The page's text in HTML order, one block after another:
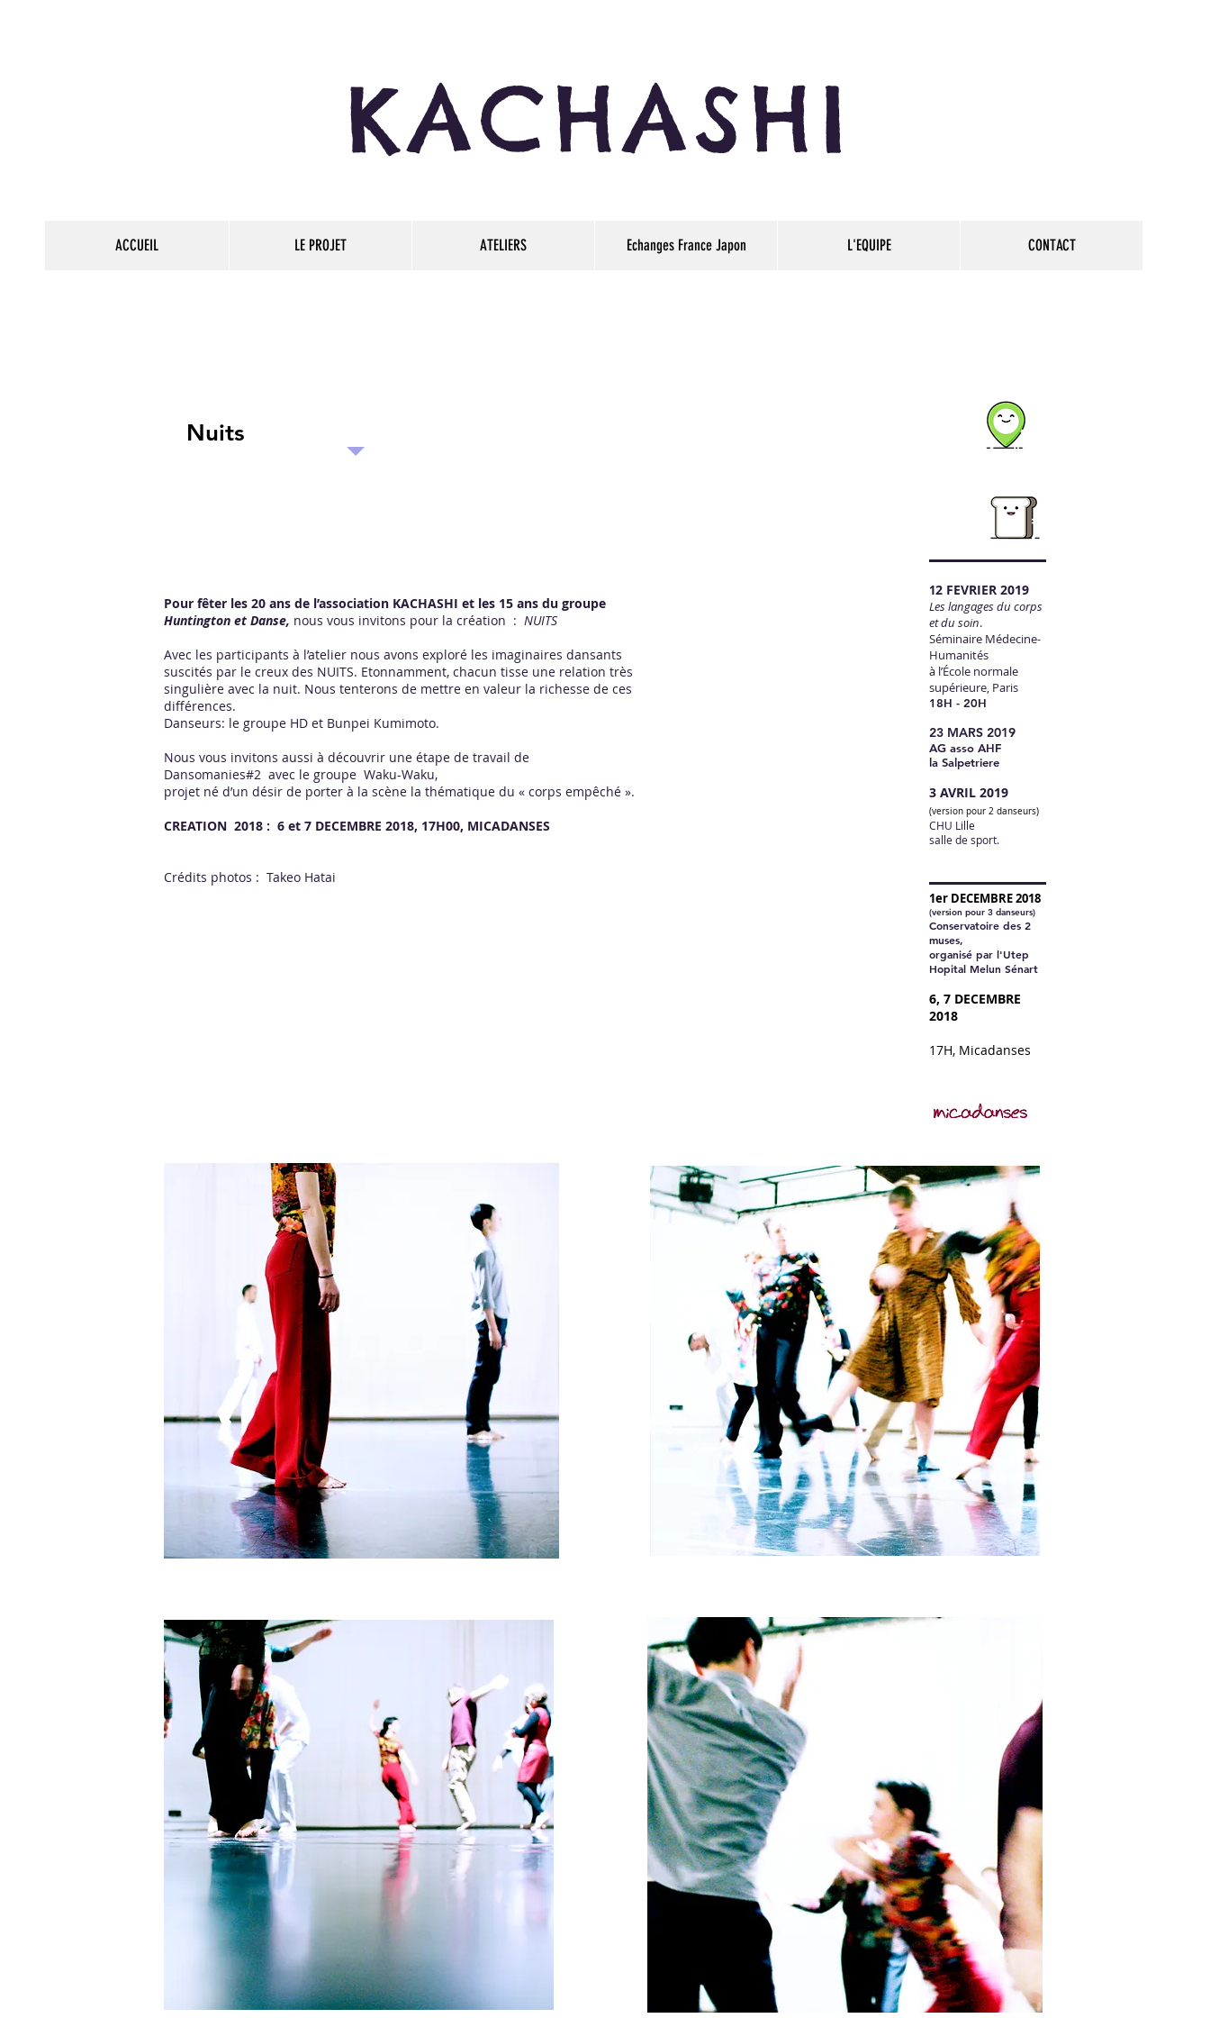
KACHASHI
ACCUEIL LE PROJET ATELIERS Echanges France Japon L'EQUIPE CONTACT
Nuits
Pour fêter les 20 ans de l’association KACHASHI et les 15 ans du groupe
Huntington et Danse, nous vous invitons pour la création : NUITS
Avec les participants à l’atelier nous avons exploré les imaginaires dansants
suscités par le creux des NUITS. Etonnamment, chacun tisse une relation très
singulière avec la nuit. Nous tenterons de mettre en valeur la richesse de ces
différences.
Danseurs: le groupe HD et Bunpei Kumimoto.
Nous vous invitons aussi à découvrir une étape de travail de
Dansomanies#2 avec le groupe Waku-Waku,
projet né d’un désir de porter à la scène la thématique du « corps empêché ».
CREATION 2018 : 6 et 7 DECEMBRE 2018, 17H00, MICADANSES
Crédits photos : Takeo Hatai
12 FEVRIER 2019
Les langages du corps
et du soin.
Séminaire Médecine-
Humanités
à l’École normale
supérieure, Paris
18H - 20H
23 MARS 2019
AG asso AHF
la Salpetriere
3 AVRIL 2019
(version pour 2 danseurs)
CHU Lille
salle de sport.
1er DECEMBRE 2018
(version pour 3 danseurs)
Conservatoire des 2
muses,
organisé par l'Utep
Hopital Melun Sénart
6, 7 DECEMBRE
2018
17H, Micadanses